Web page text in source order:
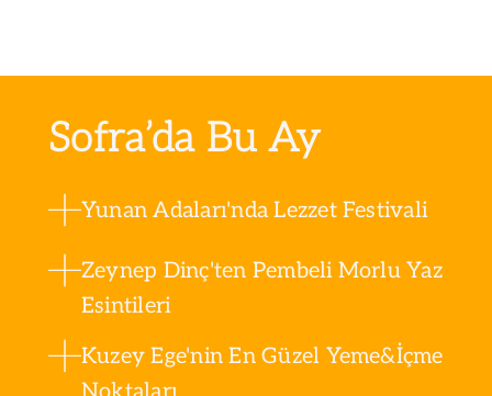
Sofra’da Bu Ay
Yunan Adaları'nda Lezzet Festivali
Zeynep Dinç'ten Pembeli Morlu Yaz
Esintileri
Kuzey Ege'nin En Güzel Yeme&İçme